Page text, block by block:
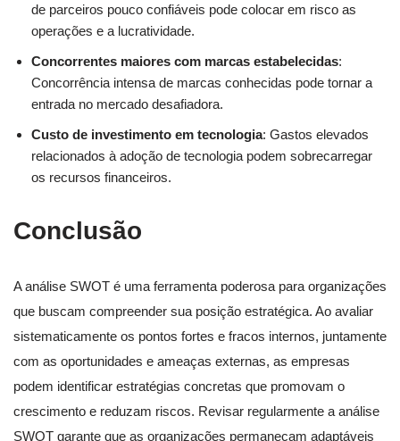
de parceiros pouco confiáveis pode colocar em risco as
operações e a lucratividade.
Concorrentes maiores com marcas estabelecidas:
Concorrência intensa de marcas conhecidas pode tornar a
entrada no mercado desafiadora.
Custo de investimento em tecnologia: Gastos elevados
relacionados à adoção de tecnologia podem sobrecarregar
os recursos financeiros.
Conclusão
A análise SWOT é uma ferramenta poderosa para organizações
que buscam compreender sua posição estratégica. Ao avaliar
sistematicamente os pontos fortes e fracos internos, juntamente
com as oportunidades e ameaças externas, as empresas
podem identificar estratégias concretas que promovam o
crescimento e reduzam riscos. Revisar regularmente a análise
SWOT garante que as organizações permaneçam adaptáveis